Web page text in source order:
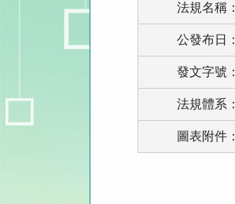
法規名稱：
公發布日：
發文字號：
法規體系：
圖表附件：